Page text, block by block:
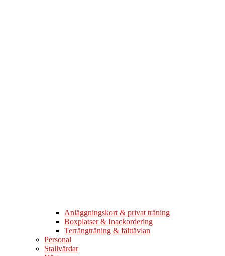
Anläggningskort & privat träning
Boxplatser & Inackordering
Terrängträning & fälttävlan
Personal
Stallvärdar